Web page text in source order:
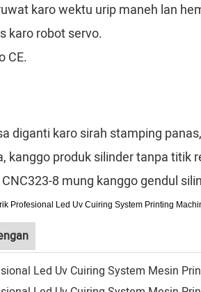
karo wektu urip maneh lan
karo robot servo.
CE.
diganti karo sirah stamping
kanggo produk silinder tanpa titik
8 mung kanggo gendul